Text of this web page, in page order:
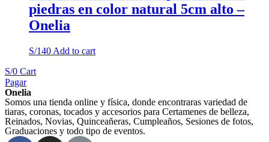
piedras en color natural 5cm alto –
Onelia
S/140 Add to cart
S/0 Cart
Pagar
Onelia
Somos una tienda online y física, donde encontraras variedad de
tiaras, coronas, tocados y accesorios para Certamenes de belleza,
Reinados, Novias, Quinceañeras, Cumpleaños, Sesiones de fotos,
Graduaciones y todo tipo de eventos.